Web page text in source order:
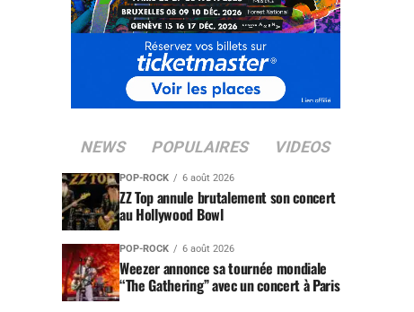
NEWS POPULAIRES VIDEOS
POP-ROCK 6 août 2026
ZZ Top annule brutalement son concert
au Hollywood Bowl
POP-ROCK 6 août 2026
Weezer annonce sa tournée mondiale
“The Gathering” avec un concert à Paris